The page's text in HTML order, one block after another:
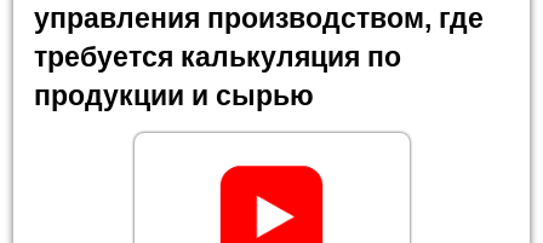
управления производством, где
требуется калькуляция по
продукции и сырью